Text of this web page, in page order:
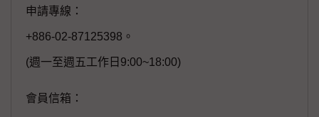
申請專線：
+886-02-87125398。
(週一至週五工作日9:00~18:00)
會員信箱：